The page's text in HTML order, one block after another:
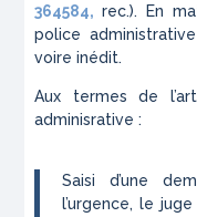
364584, rec.). En
police
voire inédit.
Aux termes de
adminisrative :
Saisi d’une
l’urgence, le